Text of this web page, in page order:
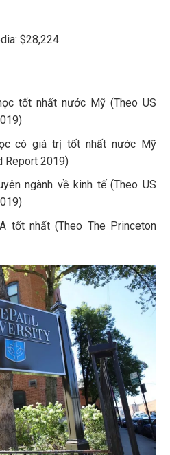
$28,224
tốt nhất nước Mỹ (Theo US
có giá trị tốt nhất nước Mỹ
Report 2019)
ngành về kinh tế (Theo US
tốt nhất (Theo The Princeton